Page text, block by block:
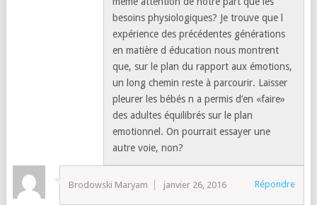
besoins physiologiques? Je trouve que l
expérience des précédentes générations
en matière d éducation nous montrent
que, sur le plan du rapport aux émotions,
un long chemin reste à parcourir. Laisser
pleurer les bébés n a permis d’en «faire»
des adultes équilibrés sur le plan
emotionnel. On pourrait essayer une
autre voie, non?
Brodowski Maryam janvier 26, 2016 Répondre